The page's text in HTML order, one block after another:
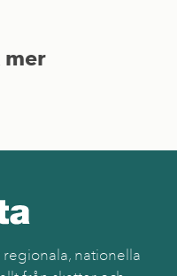
mer
nationella